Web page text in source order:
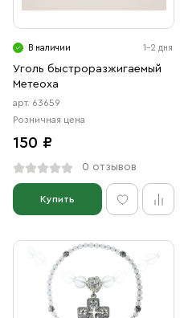
Ювелирные изделия
В наличии 1-2 дня
Уголь быстроразжигаемый
Метеоха
арт. 63659
Розничная цена
150 ₽
0 отзывов
Купить